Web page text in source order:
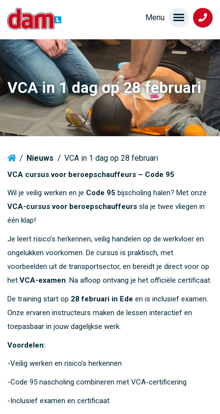
VCA in 1 dag op 28 februari
/ Nieuws / VCA in 1 dag op 28 februari
VCA cursus voor beroepschauffeurs – Code 95
Wil je veilig werken en je Code 95 bijscholing halen? Met onze
VCA-cursus voor beroepschauffeurs sla je twee vliegen in
één klap!
Je leert risico’s herkennen, veilig handelen op de werkvloer en
ongelukken voorkomen. De cursus is praktisch, met
voorbeelden uit de transportsector, en bereidt je direct voor op
het VCA-examen. Na afloop ontvang je het officiële certificaat.
De training start op 28 februari in Ede en is inclusief examen.
Onze ervaren instructeurs maken de lessen interactief en
toepasbaar in jouw dagelijkse werk.
Voordelen:
-Veilig werken en risico’s herkennen
-Code 95 nascholing combineren met VCA-certificering
-Inclusief examen en certificaat